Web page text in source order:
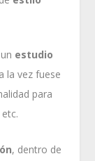
estudio
la vez fuese
para
, dentro de